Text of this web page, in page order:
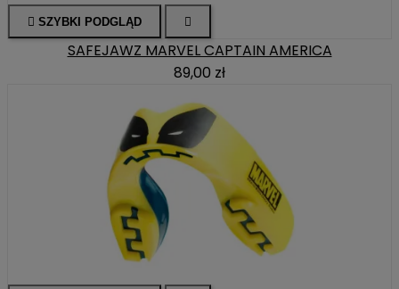
 SZYBKI PODGLĄD 
SAFEJAWZ MARVEL CAPTAIN AMERICA
89,00 zł